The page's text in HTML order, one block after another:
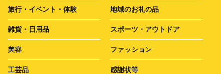
旅行・イベント・体験 地域のお礼の品
雑貨・日用品 スポーツ・アウトドア
美容 ファッション
工芸品 感謝状等